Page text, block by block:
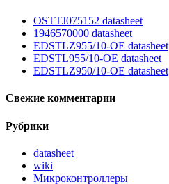
OSTTJ075152 datasheet
1946570000 datasheet
EDSTLZ955/10-OE datasheet
EDSTL955/10-OE datasheet
EDSTLZ950/10-OE datasheet
Свежие комментарии
Рубрики
datasheet
wiki
Микроконтроллеры